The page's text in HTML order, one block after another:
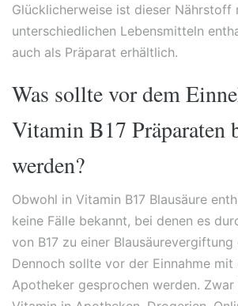
Glücklicherweise ist dieser Nährstoff
unterschiedlichen Lebensmitteln
auch als Präparat erhältlich.
Was sollte vor dem
Vitamin B17 Präparaten
werden?
Obwohl in Vitamin B17 Blausäure
keine Fälle bekannt, bei denen es
von B17 zu einer
Dennoch sollte vor der Einnahme
Apotheker gesprochen werden. Zwar